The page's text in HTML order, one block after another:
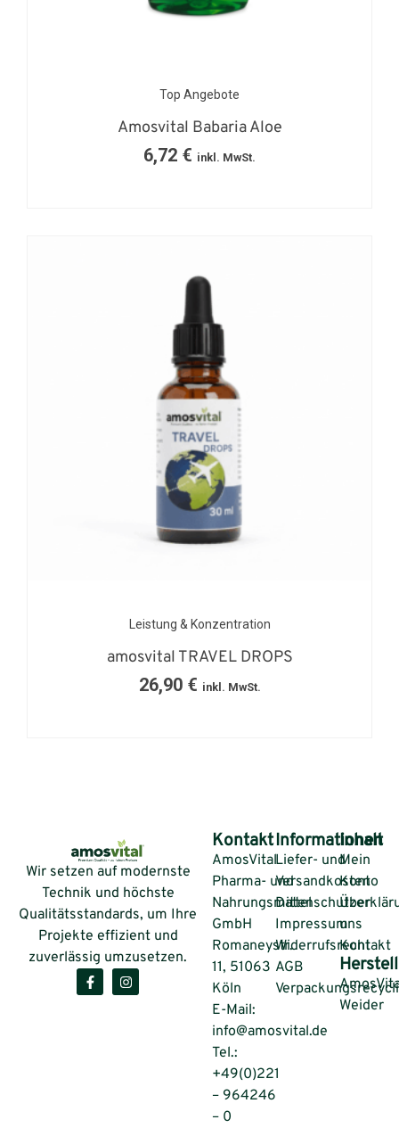
Top Angebote
Amosvital Babaria Aloe
6,72 € inkl. MwSt.
Leistung & Konzentration
amosvital TRAVEL DROPS
26,90 € inkl. MwSt.
Wir setzen auf modernste
Technik und höchste
Qualitätsstandards, um Ihre
Projekte effizient und
zuverlässig umzusetzen.
Kontakt
AmosVital
Pharma- und
Nahrungsmittel
GmbH
Romaneystr.
11, 51063
Köln
E-Mail:
info@amosvital.de
Tel.:
+49(0)221
– 964246
– 0
Informationen
Liefer- und
Versandkosten
Impressum
Widerrufsrecht
AGB
Inhalt
Mein
Konto
Über
uns
Kontakt
Weider